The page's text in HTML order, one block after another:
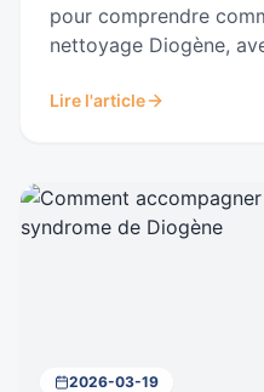
pour comprendre
nettoyage Diogène,
vous accompagner
Lire l'article
2026-03-19